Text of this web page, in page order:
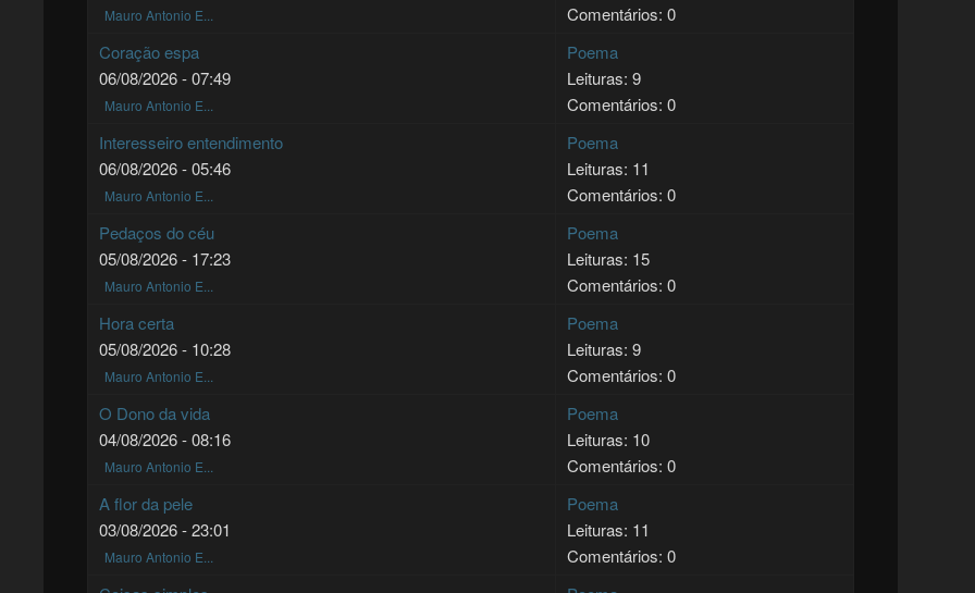
Mauro Antonio E...
Comentários: 0
Coração espa
06/08/2026 - 07:49
Mauro Antonio E...
Poema
Leituras: 9
Comentários: 0
Interesseiro entendimento
06/08/2026 - 05:46
Mauro Antonio E...
Poema
Leituras: 11
Comentários: 0
Pedaços do céu
05/08/2026 - 17:23
Mauro Antonio E...
Poema
Leituras: 15
Comentários: 0
Hora certa
05/08/2026 - 10:28
Mauro Antonio E...
Poema
Leituras: 9
Comentários: 0
O Dono da vida
04/08/2026 - 08:16
Mauro Antonio E...
Poema
Leituras: 10
Comentários: 0
A flor da pele
03/08/2026 - 23:01
Mauro Antonio E...
Poema
Leituras: 11
Comentários: 0